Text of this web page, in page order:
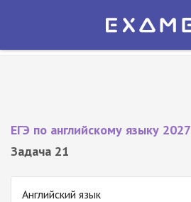
Экзамер — ЕГЭ 2027
ЕГЭ по английскому языку 2027
Задача 21
Английский язык